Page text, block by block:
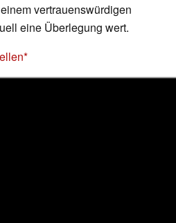
vertrauenswürdigen
eine Überlegung wert.